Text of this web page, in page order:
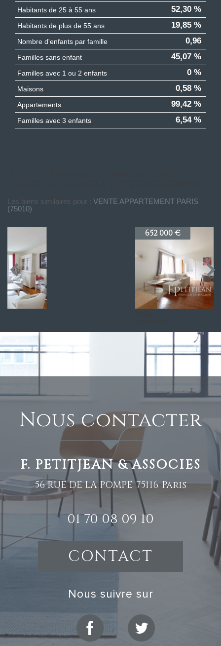
Habitants de 25 à 55 ans 52,30 %
Habitants de plus de 55 ans 19,85 %
Nombre d'enfants par famille 0,96
Familles sans enfant 45,07 %
Familles avec 1 ou 2 enfants 0 %
Maisons 0,58 %
Appartements 99,42 %
Familles avec 3 enfants 6,54 %
Les biens similaires pour : VENTE APPARTEMENT PARIS
(75010)
nous contacter
F. PETITJEAN & ASSOCIES
56 RUE DE LA POMPE 75116 Paris
01 70 08 09 10
CONTACT
nous suivre sur